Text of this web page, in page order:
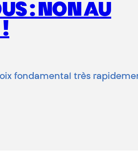
: NON AU
!
fondamental très